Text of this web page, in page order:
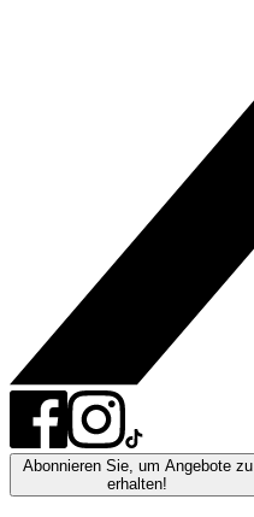
Abonnieren Sie, um Angebote zu
erhalten!